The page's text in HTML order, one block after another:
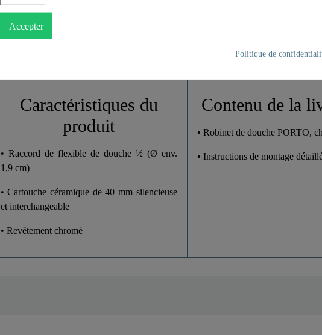
9,5 Cm
Caractéristiques du
produit
• Raccord de flexible de douche ½ (Ø env.
1,9 cm)
• Cartouche céramique de 40 mm silencieuse
et interchangeable
• Revêtement chromé
Contenu de la
• Robinet de douche PORTO,
• Instructions de montage
Accepter
Politique de